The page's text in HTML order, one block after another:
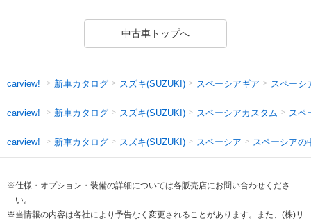
中古車トップへ
carview! 新車カタログ スズキ(SUZUKI) スペーシアギア スペーシ
carview! 新車カタログ スズキ(SUZUKI) スペーシアカスタム スペ
carview! 新車カタログ スズキ(SUZUKI) スペーシア スペーシアの
※仕様・オプション・装備の詳細については各販売店にお問い合わせくださ
い。
※当情報の内容は各社により予告なく変更されることがあります。また、(株)リ